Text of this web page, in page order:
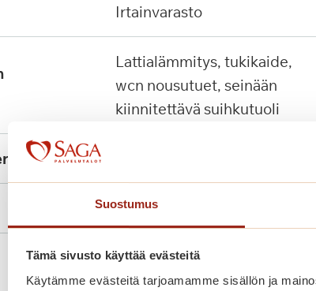
Suostumus
Tämä sivusto käyttää evästeitä
Käytämme evästeitä tarjoamamme sisällön ja
irtainvarasto
lattialämmitys, tukikaide,
wcn nousutuet, seinään
kiinnitettävä suihkutuoli
kyllä, 2kpl